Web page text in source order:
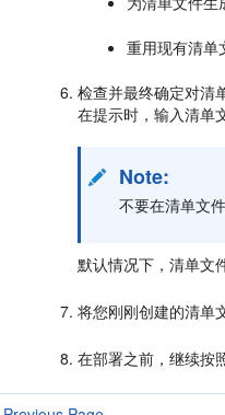
重用现有清单
检查并最终确定对清
在提示时，输入清单
Note:
不要在清单文
默认情况下，清单文
将您刚刚创建的清单
在部署之前，继续按